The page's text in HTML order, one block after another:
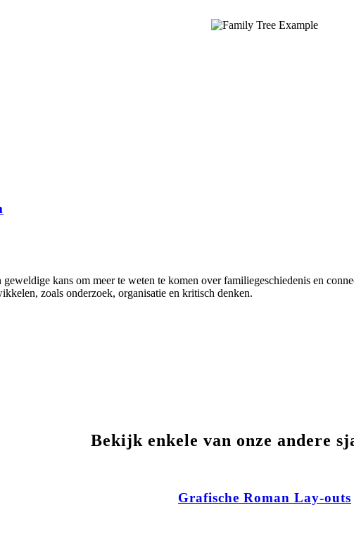
kans om meer te weten te komen over familiegeschiedenis en
zoals onderzoek, organisatie en kritisch denken.
Bekijk enkele van onze andere
Grafische Roman Lay-outs